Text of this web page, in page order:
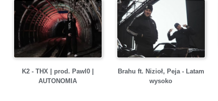
K2 - THX | prod. Pawl0 |
AUTONOMIA
Brahu ft. Nizioł, Peja - Latam
wysoko